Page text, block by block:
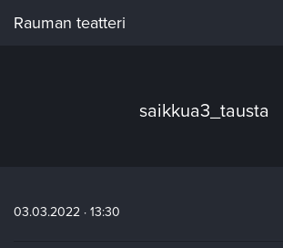
Rauman teatteri
saikkua3_tausta
03.03.2022 · 13:30